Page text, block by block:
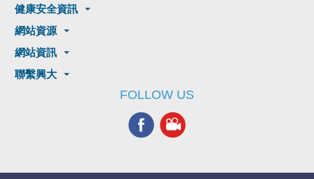
健康安全資訊
網站資源
網站資訊
聯繫興大
FOLLOW US